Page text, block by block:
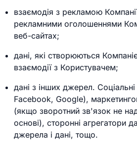
взаємодія з рекламою
рекламними оголошеннями
веб-сайтах;
дані, які створюються
взаємодії з Користувачем;
дані з інших джерел.
Facebook, Google),
(якщо зворотний зв'язок не
основі), сторонні агрегатори
джерела і дані, тощо.